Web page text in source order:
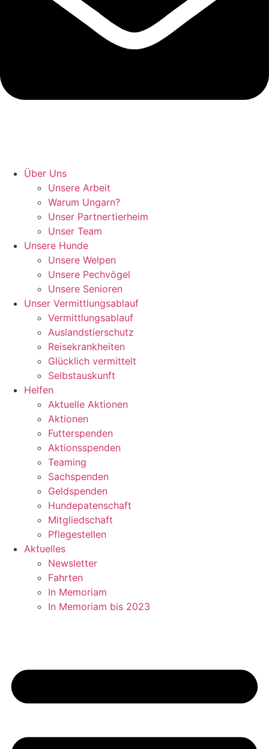
Über Uns
Unsere Arbeit
Warum Ungarn?
Unser Partnertierheim
Unser Team
Unsere Hunde
Unsere Welpen
Unsere Pechvögel
Unsere Senioren
Unser Vermittlungsablauf
Vermittlungsablauf
Auslandstierschutz
Reisekrankheiten
Glücklich vermittelt
Selbstauskunft
Helfen
Aktuelle Aktionen
Aktionen
Futterspenden
Aktionsspenden
Teaming
Sachspenden
Geldspenden
Hundepatenschaft
Mitgliedschaft
Pflegestellen
Aktuelles
Newsletter
Fahrten
In Memoriam
In Memoriam bis 2023